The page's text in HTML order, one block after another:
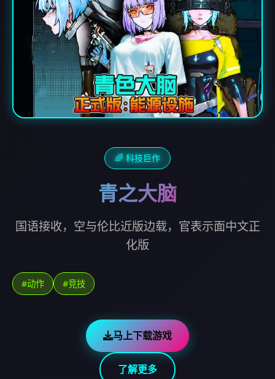
🌈 科技巨作
青之大脑
国语接收，空与伦比近版边载，官表示面中文正
化版
#动作 #竞技
马上下载游戏
了解更多